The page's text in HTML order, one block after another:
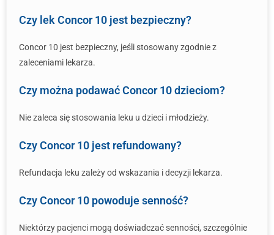
Czy lek Concor 10 jest bezpieczny?
Concor 10 jest bezpieczny, jeśli stosowany zgodnie z
zaleceniami lekarza.
Czy można podawać Concor 10 dzieciom?
Nie zaleca się stosowania leku u dzieci i młodzieży.
Czy Concor 10 jest refundowany?
Refundacja leku zależy od wskazania i decyzji lekarza.
Czy Concor 10 powoduje senność?
Niektórzy pacjenci mogą doświadczać senności, szczególnie